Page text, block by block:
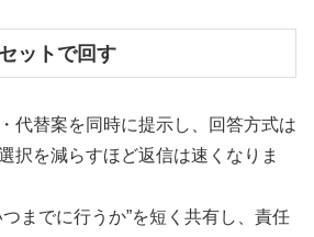
ットで回す
代替案を同時に提示し、回答方式は
択を減らすほど返信は速くなりま
までに行うか”を短く共有し、責任